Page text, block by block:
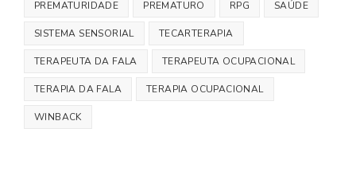
PREMATURIDADE PREMATURO RPG SAÚDE
SISTEMA SENSORIAL TECARTERAPIA
TERAPEUTA DA FALA TERAPEUTA OCUPACIONAL
TERAPIA DA FALA TERAPIA OCUPACIONAL
WINBACK